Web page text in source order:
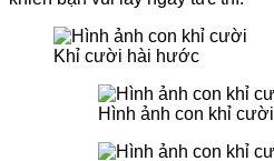
Khỉ cười hài hước
Hình ảnh con khỉ cười